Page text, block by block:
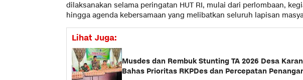
dilaksanakan selama peringatan HUT RI, mulai dari perlombaan,
hingga agenda kebersamaan yang melibatkan seluruh lapisan
Lihat Juga:
Musdes dan Rembuk Stunting TA 2026 Desa
Bahas Prioritas RKPDes dan Percepatan